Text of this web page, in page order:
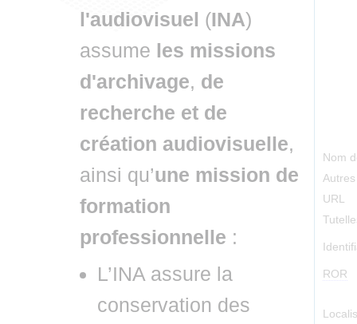
Nom
URL
ROR
l'audiovisuel (INA)
assume les missions
d'archivage, de
recherche et de
création audiovisuelle,
ainsi qu’une mission de
formation
professionnelle :
L’INA assure la
conservation des